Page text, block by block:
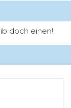
doch einen!